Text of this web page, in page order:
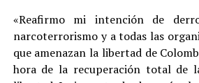
«Reafirmo mi intención de
narcoterrorismo y a todas las
que amenazan la libertad de
hora de la recuperación total de